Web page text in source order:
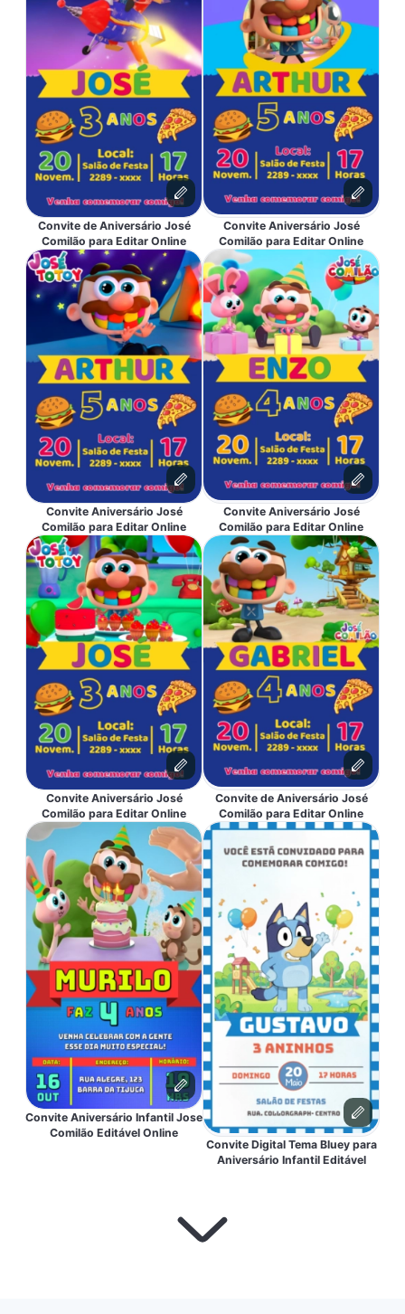
Convite de Aniversário José
Comilão para Editar Online
Convite Aniversário José
Comilão para Editar Online
Convite Aniversário José
Comilão para Editar Online
Convite Aniversário Infantil Jose
Comilão Editável Online
Convite Aniversário José
Comilão para Editar Online
Convite Aniversário José
Comilão para Editar Online
Convite de Aniversário José
Comilão para Editar Online
Convite Digital Tema Bluey para
Aniversário Infantil Editável